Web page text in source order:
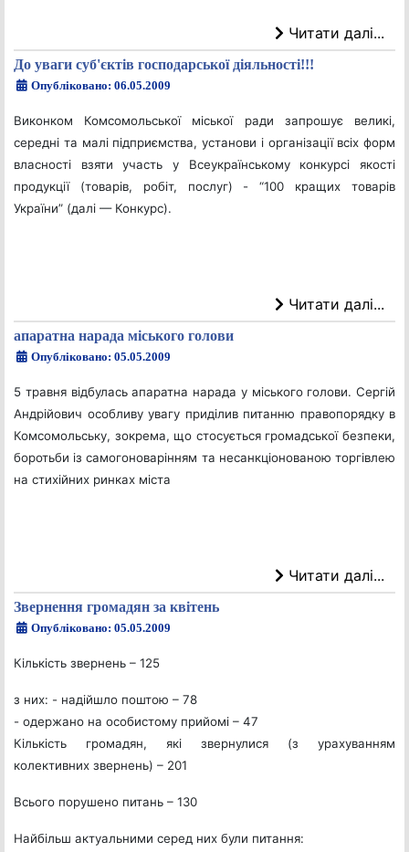
Читати далі...
До уваги суб'єктів господарської діяльності!!!
Опубліковано: 06.05.2009
Виконком Комсомольської міської ради запрошує великі,
середні та малі підприємства, установи і організації всіх форм
власності взяти участь у Всеукраїнському конкурсі якості
продукції (товарів, робіт, послуг) - “100 кращих товарів
України” (далі — Конкурс).
Читати далі...
апаратна нарада міського голови
Опубліковано: 05.05.2009
5 травня відбулась апаратна нарада у міського голови. Сергій
Андрійович особливу увагу приділив питанню правопорядку в
Комсомольську, зокрема, що стосується громадської безпеки,
боротьби із самогоноварінням та несанкціонованою торгівлею
на стихійних ринках міста
Читати далі...
Звернення громадян за квітень
Опубліковано: 05.05.2009
Кількість звернень – 125
з них: - надійшло поштою – 78
- одержано на особистому прийомі – 47
Кількість громадян, які звернулися (з урахуванням
колективних звернень) – 201
Всього порушено питань – 130
Найбільш актуальними серед них були питання: